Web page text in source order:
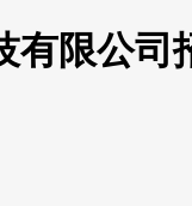
有限公司